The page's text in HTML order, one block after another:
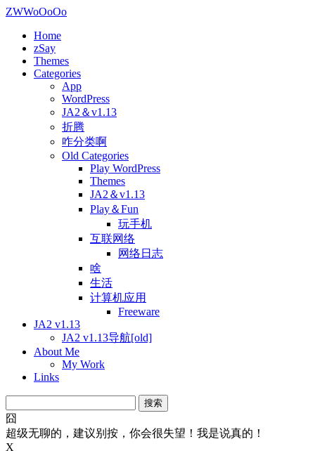
ZWWoOoOo
Home
zSay
Themes
Categories
App
WordPress
JA2＆v1.13
折腾
咋分类啊
Old Categories
Play WordPress
Themes
JA2＆v1.13
Play＆Fun
玩手机
互联网络
网络日志
啥
生活
计算机应用
Freeware
JA2 v1.13
JA2 v1.13导航[old]
About Me
My Work
Links
索：
囧
超级无聊的，建议别按，你会很失望！我是说真的！
X